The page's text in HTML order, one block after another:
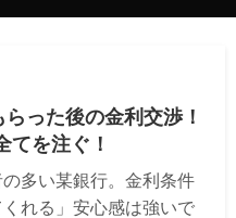
った後の金利交渉！
てを注ぐ！
多い某銀行。金利条件
れる」安心感は強いで